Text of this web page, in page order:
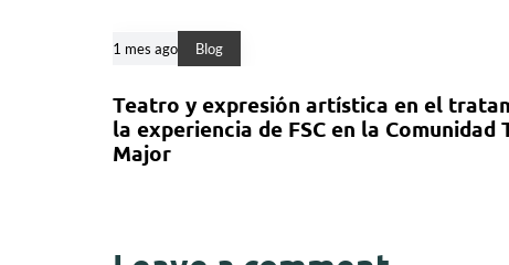
1 mes ago Blog
Teatro y expresión artística en el
la experiencia de FSC en la Comunidad
Major